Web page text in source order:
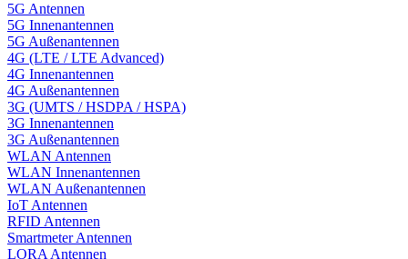
5G Antennen
5G Innenantennen
5G Außenantennen
4G (LTE / LTE Advanced)
4G Innenantennen
4G Außenantennen
3G (UMTS / HSDPA / HSPA)
3G Innenantennen
3G Außenantennen
WLAN Antennen
WLAN Innenantennen
WLAN Außenantennen
IoT Antennen
RFID Antennen
Smartmeter Antennen
LORA Antennen